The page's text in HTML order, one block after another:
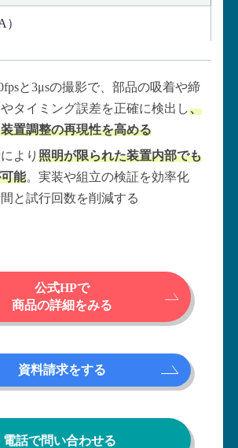
と3μsの撮影で、部品の吸着や締
タイミング誤差を正確に検出し、
置調整の再現性を高める
より 照明が限られた装置内部でも
能。実装や組立の検証を効率化
と試行回数を削減する
公式HPで
商品の詳細をみる
資料請求をする
電話で問い合わせる